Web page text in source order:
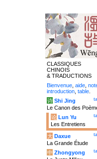
CLASSIQUES
CHINOIS
& TRADUCTIONS
Bienvenue aide
introduction table
诗 Shi Jing
Le Canon des
论 Lun Yu
Les Entretiens
大 Daxue
La Grande Étude
中 Zhongyong